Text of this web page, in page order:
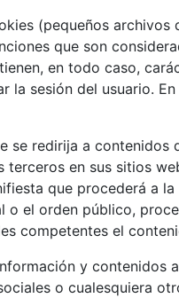
(pequeños
que son
en todo caso,
la sesión del usuario.
se redirija a
en sus sitios
que procederá a
o el orden público,
competentes el
y
o cualesquiera